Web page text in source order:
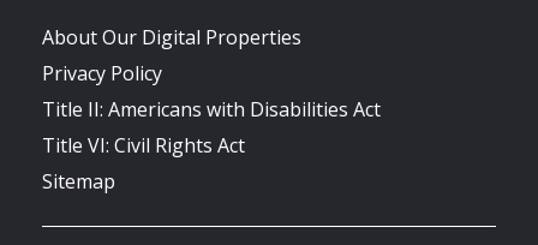
About Our Digital Properties
Privacy Policy
Title II: Americans with Disabilities Act
Title VI: Civil Rights Act
Sitemap